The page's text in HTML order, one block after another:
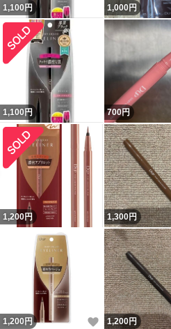
1,100 円 1,000円
1,100 円 700円
1,200円 1,300円
1,200 円 いいね！
1,200円